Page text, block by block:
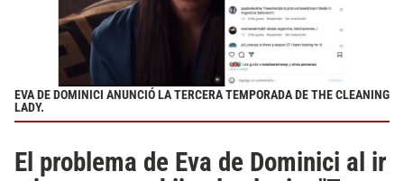
EVA DE DOMINICI ANUNCIÓ LA TERCERA TEMPORADA DE THE CLEANING
LADY.
El problema de Eva de Dominici al ir